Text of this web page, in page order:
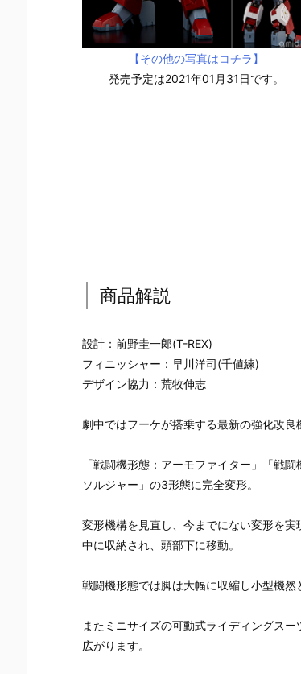
【その他の写真はコチラ】
発売予定は2021年01月31日です。
商品解説
設計：前野圭一郎(T-REX)
フィニッシャー：早川洋司(千値練)
デザイン協力：荒牧伸志
劇中ではフーケが搭乗する最新の強化改良
「戦闘機形態：アーモファイター」「戦
ソルジャー」の3形態に完全変形。
変形機構を見直し、今までにない変形を
中に収納され、頭部下に移動。
戦闘機形態では脚は大幅に収縮し小型機然
またミニサイズの可動式ライディングス
広がります。
デル予約【W
機動戦士ガン
ダムUC プラ
モデル予約
【バンダイ】
より2026年6
モデル予約
【バンダイ】
より2026年1
月再販予定♪